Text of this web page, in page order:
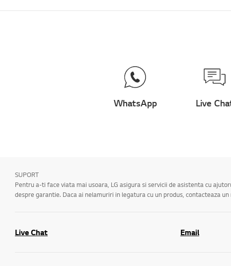
WhatsApp Live
SUPORT
Pentru a-ti face viata mai usoara, LG asigura si servicii de asistenta cu
despre garantie. Daca ai nelamuriri in legatura cu un produs, contacteaza
Live Chat Email